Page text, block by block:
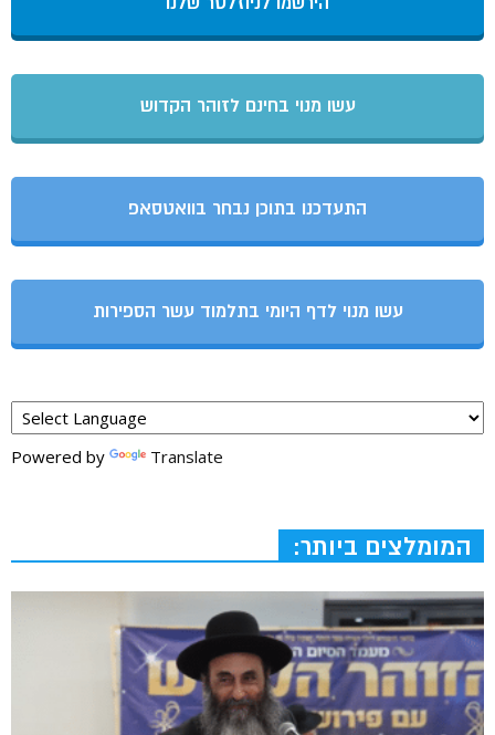
עשו מנוי בחינם לזוהר הקדוש
התעדכנו בתוכן נבחר בוואטסאפ
עשו מנוי לדף היומי בתלמוד עשר הספירות
Powered by Translate
המומלצים ביותר: